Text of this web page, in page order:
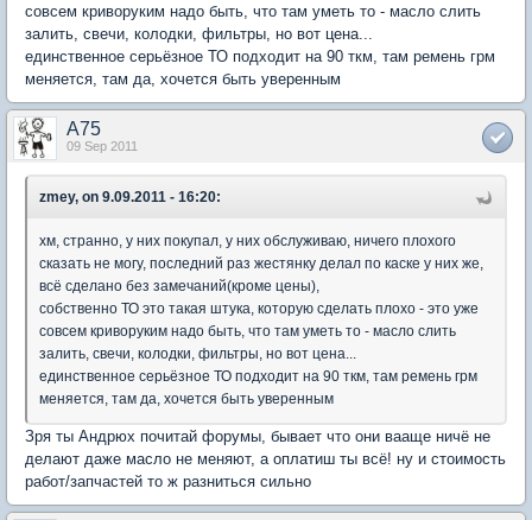
совсем криворуким надо быть, что там уметь то - масло слить
залить, свечи, колодки, фильтры, но вот цена...
единственное серьёзное ТО подходит на 90 ткм, там ремень грм
меняется, там да, хочется быть уверенным
A75
09 Sep 2011
zmey, on 9.09.2011 - 16:20:
хм, странно, у них покупал, у них обслуживаю, ничего плохого
сказать не могу, последний раз жестянку делал по каске у них же,
всё сделано без замечаний(кроме цены),
собственно ТО это такая штука, которую сделать плохо - это уже
совсем криворуким надо быть, что там уметь то - масло слить
залить, свечи, колодки, фильтры, но вот цена...
единственное серьёзное ТО подходит на 90 ткм, там ремень грм
меняется, там да, хочется быть уверенным
Зря ты Андрюх почитай форумы, бывает что они вааще ничё не
делают даже масло не меняют, а оплатиш ты всё! ну и стоимость
работ/запчастей то ж разниться сильно